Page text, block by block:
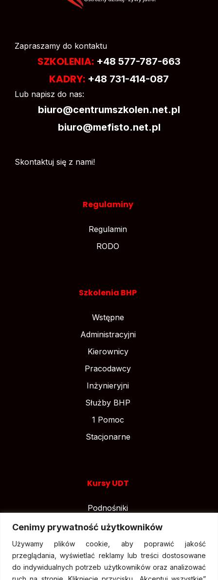
Cenimy prywatność użytkowników
Używamy plików cookie, aby poprawić jakość
przeglądania, wyświetlać reklamy lub treści dostosowane
do indywidualnych potrzeb użytkowników oraz analizować
Zapraszamy do kontaktu
SZKOLENIA: +48 577-787-663
KADRY: +48 731-414-087
Lub napisz do nas:
biuro@centrumszkolen.net.pl
biuro@mefisto.net.pl
Skontaktuj się z nami!
Regulaminy
Regulamin
RODO
Szkolenia BHP
Wstępne
Administracyjni
Kierownicy
Pracodawcy
Inżynieryjni
Służby BHP
1 Pomoc
Stacjonarne
Kursy UDT
Podnośniki
Suwnice
Wózki widłowe